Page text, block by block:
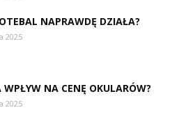
NAPRAWDĘ DZIAŁA?
2025
WPŁYW NA CENĘ OKULARÓW?
2025